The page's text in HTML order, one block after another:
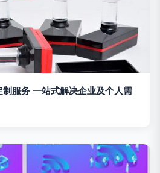
服务 一站式解决企业及个人需